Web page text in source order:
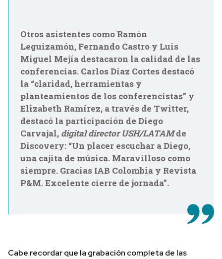
Otros asistentes como Ramón
Leguizamón, Fernando Castro y Luis
Miguel Mejía destacaron la calidad de las
conferencias. Carlos Díaz Cortes destacó
la “claridad, herramientas y
planteamientos de los conferencistas” y
Elizabeth Ramírez, a través de Twitter,
destacó la participación de Diego
Carvajal, digital director USH/LATAMde
Discovery: “Un placer escuchar a Diego,
una cajita de música. Maravilloso como
siempre. Gracias IAB Colombia y Revista
P&M. Excelente cierre de jornada”.
Cabe recordar que la grabación completa de las